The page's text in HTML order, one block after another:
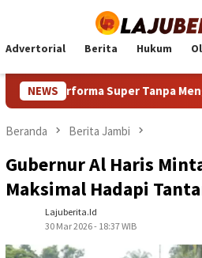
konten
Advertorial Berita Hukum
NEWS
Super Tanpa Menguras
Beranda Berita Jambi
Gubernur Al Haris
Maksimal Hadapi
Lajuberita.id
30 Mar 2026 - 18:37 WIB